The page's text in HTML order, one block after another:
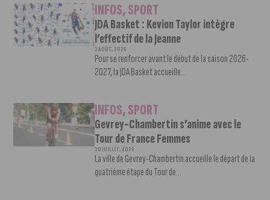
INFOS,SPORT
JDA Basket : Kevion Taylor intègre
l’effectif de la Jeanne
3 AOÛT, 2026
Pour se renforcer avant le début de la saison 2026-
2027, la JDA Basket accueille...
INFOS,SPORT
Gevrey-Chambertin s’anime avec le
Tour de France Femmes
30 JUILLET, 2026
La ville de Gevrey-Chambertin accueille le départ de la
quatrième étape du Tour de...